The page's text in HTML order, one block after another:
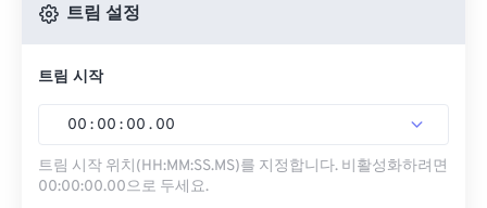
트림 설정
트림 시작
00 : 00 : 00 . 00
트림 시작 위치(HH:MM:SS.MS)를 지정합니다. 비활성화하려면
00:00:00.00으로 두세요.